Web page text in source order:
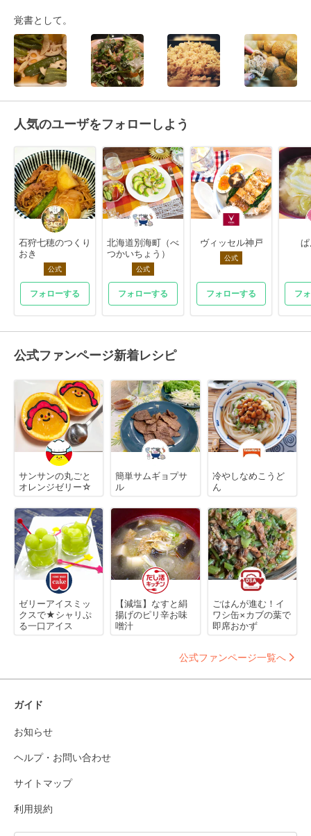
覚書として。
人気のユーザをフォローしよう
石狩七穂のつくり
おき
公式
フォローする
北海道別海町（べ
つかいちょう）
公式
フォローする
ヴィッセル神戸
公式
フォローする フ
公式ファンページ新着レシピ
サンサンの丸ごと
オレンジゼリー☆
簡単サムギョプサ
ル
冷やしなめこうど
ん
ゼリーアイスミッ
クスで★シャリぷ
る一口アイス
【減塩】なすと絹
揚げのピリ辛お味
噌汁
ごはんが進む！イ
ワシ缶×カブの葉で
即席おかず
公式ファンページ一覧へ
ガイド
お知らせ
ヘルプ・お問い合わせ
サイトマップ
利用規約